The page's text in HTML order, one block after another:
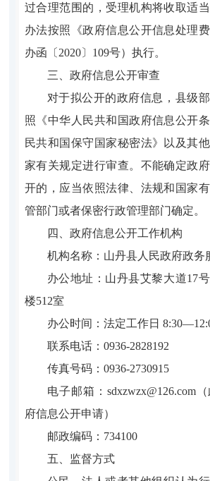
过合理范围的，受理机构将收取适
办法按照
《政府信息公开信息处理
办函〔2020〕109号）执行。
三、政府信息公开审查
对于拟公开的政府信息，县级
照《中华人民共和国政府信息公开
民共和国保守国家秘密法》以及其
家有关规定进行审查。不能确定政
开的，应当依照法律、法规和国家
管部门或者保密行政管理部门确定。
四、政府信息公开工作机构
机构名称：山丹县人民政府政务
办公地址：山丹县艾黎大道17
楼512室
办公时间：法定工作日
联系电话：0936-2828192
传真号码：0936-2730915
电子邮箱：sdxzwzx@126.com
府信息公开申请）
邮政编码：734100
五、监督方式